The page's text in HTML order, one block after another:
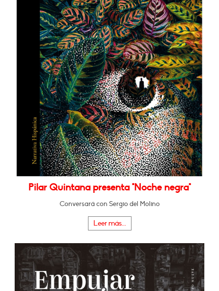
Pilar Quintana presenta "Noche negra"
Conversará con Sergio del Molino
Leer más...